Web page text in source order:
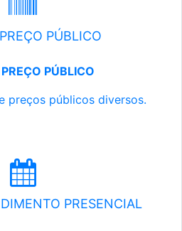
PÚBLICO
PÚBLICO
preços públicos diversos.
PRESENCIAL